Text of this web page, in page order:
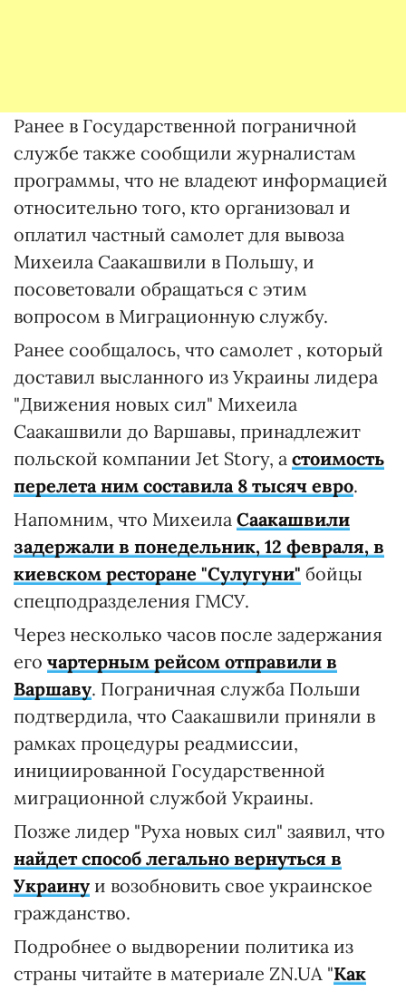
Ранее в Государственной пограничной
службе также сообщили журналистам
программы, что не владеют информацией
относительно того, кто организовал и
оплатил частный самолет для вывоза
Михеила Саакашвили в Польшу, и
посоветовали обращаться с этим
вопросом в Миграционную службу.
Ранее сообщалось, что самолет , который
доставил высланного из Украины лидера
"Движения новых сил" Михеила
Саакашвили до Варшавы, принадлежит
польской компании Jet Story, а стоимость
перелета ним составила 8 тысяч евро.
Напомним, что Михеила Саакашвили
задержали в понедельник, 12 февраля, в
киевском ресторане "Сулугуни" бойцы
спецподразделения ГМСУ.
Через несколько часов после задержания
его чартерным рейсом отправили в
Варшаву. Пограничная служба Польши
подтвердила, что Саакашвили приняли в
рамках процедуры реадмиссии,
инициированной Государственной
миграционной службой Украины.
Позже лидер "Руха новых сил" заявил, что
найдет способ легально вернуться в
Украину и возобновить свое украинское
гражданство.
Подробнее о выдворении политика из
страны читайте в материале ZN.UA "Как